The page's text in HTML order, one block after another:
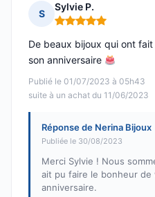
S
Sylvie P.
Note : 5 sur 5
Publié le 01/07/2023 à 05h43
suite à un achat du 11/06/2023
De beaux bijoux qui ont
son anniversaire
Réponse de Nerina Bijoux
Publiée le 30/08/2023
Merci Sylvie ! Nous
ait pu faire le bonheur
anniversaire.